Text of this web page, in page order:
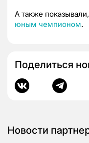
А также
юным чемпионом.
Поделиться
Новости